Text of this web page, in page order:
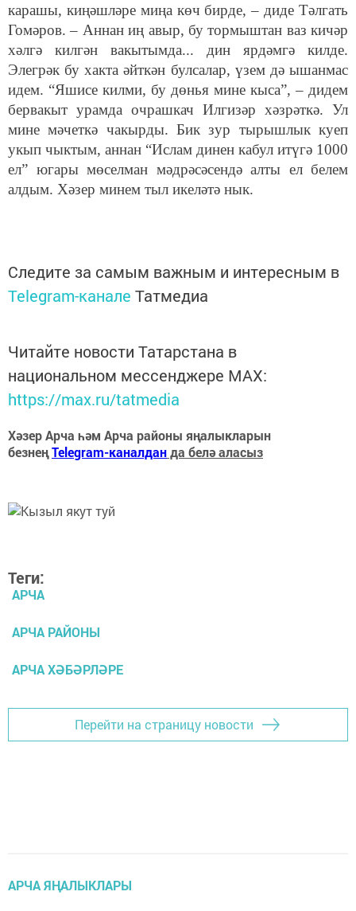
карашы, киңәшләре миңа көч бирде, – диде Тәлгать
Гомәров. – Аннан иң авыр, бу тормыштан ваз кичәр
хәлгә килгән вакытымда... дин ярдәмгә килде.
Элегрәк бу хакта әйткән булсалар, үзем дә ышанмас
идем. “Яшисе килми, бу дөнья мине кыса”, – дидем
бервакыт урамда очрашкач Илгизәр хәзрәткә. Ул
мине мәчеткә чакырды. Бик зур тырышлык куеп
укып чыктым, аннан “Ислам динен кабул итүгә 1000
ел” югары мөселман мәдрәсәсендә алты ел белем
алдым. Хәзер минем тыл икеләтә нык.
Следите за самым важным и интересным в
Telegram-канале Татмедиа
Читайте новости Татарстана в
национальном мессенджере MАХ:
https://max.ru/tatmedia
Хәзер Арча һәм Арча районы яңалыкларын
безнеңTelegram-каналданда белә аласыз
Теги:
АРЧА
АРЧА РАЙОНЫ
АРЧА ХӘБӘРЛӘРЕ
Перейти на страницу новости
АРЧА ЯҢАЛЫКЛАРЫ